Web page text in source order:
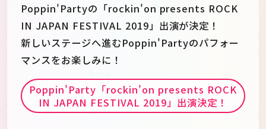
Poppin'Partyの「rockin'on presents ROCK
IN JAPAN FESTIVAL 2019」出演が決定！
新しいステージへ進むPoppin'Partyのパフォー
マンスをお楽しみに！
Poppin'Party「rockin'on presents ROCK
IN JAPAN FESTIVAL 2019」出演決定！